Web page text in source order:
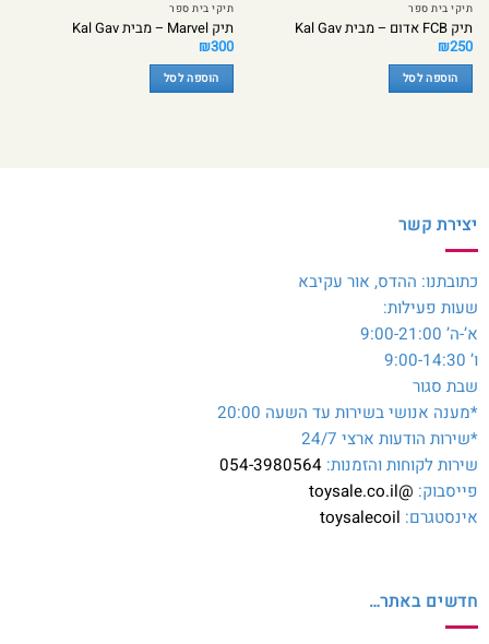
תיקי בית ספר
תיק FCB אדום – מבית Kal Gav
₪250
הוספה לסל
תיקי בית ספר
תיק Marvel – מבית Kal Gav
₪300
הוספה לסל
יצירת קשר
כתובתנו: ההדס, אור עקיבא
שעות פעילות:
א’-ה’ 9:00-21:00
ו’ 9:00-14:30
שבת סגור
*מענה אנושי בשירות עד השעה 20:00
*שירות הודעות ארצי 24/7
שירות לקוחות והזמנות: 054-3980564
פייסבוק: @toysale.co.il
אינסטגרם: toysalecoil
חדשים באתר…